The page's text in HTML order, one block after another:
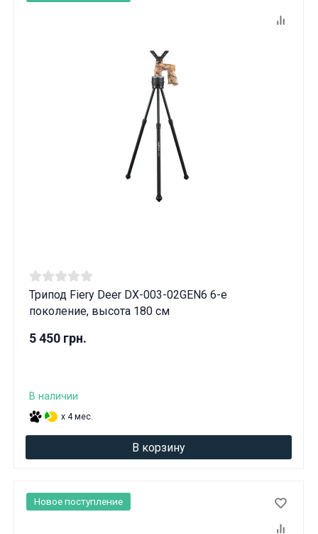
Трипод Fiery Deer DX-003-02GEN6 6-е
поколение, высота 180 см
5 450 грн.
В наличии
x 4 мес.
В корзину
Новое поступление